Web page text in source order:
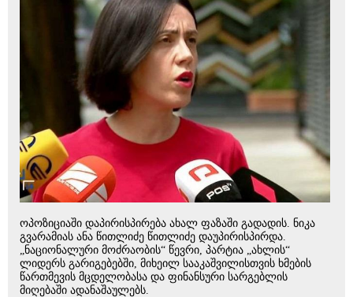
ოპოზიციაში დაპირისპირება ახალ ფაზაში გადადის. ნიკა
გვარამიას ანა წითლიძე წითლიძე დაუპირისპირდა.
„ნაციონალური მოძრაობის“ წევრი, პარტია „ახლის“
ლიდერს გარიგებებში, მიხეილ სააკაშვილისთვის ხმების
წართმევის მცდელობასა და ფინანსური სარგებლის
მიღებაში ადანაშაულებს.